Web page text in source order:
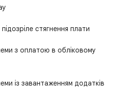
стягнення плати
з оплатою в обліковому
із завантаженням додатків